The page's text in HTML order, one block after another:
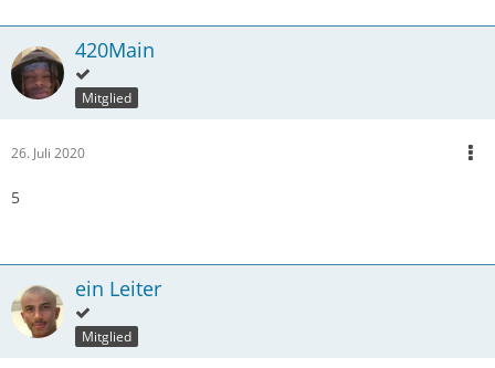
420Main
Mitglied
26. Juli 2020
5
ein Leiter
Mitglied